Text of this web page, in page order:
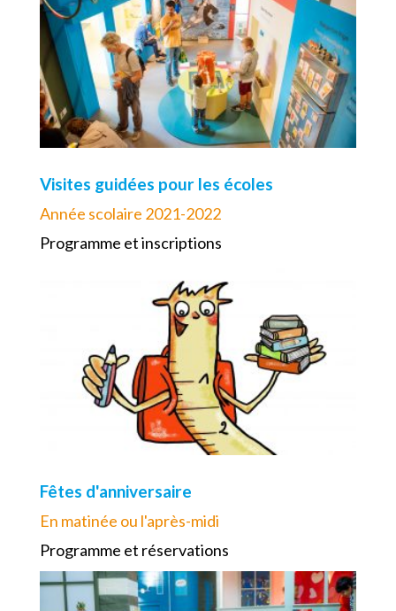
Visites guidées pour les écoles
Année scolaire 2021-2022
Programme et inscriptions
Fêtes d'anniversaire
En matinée ou l'après-midi
Programme et réservations